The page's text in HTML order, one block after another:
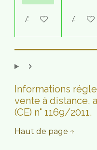
Ajouter au panier
Informations
vente à distance,
(CE) n° 1169/2011.
Haut de page ↑